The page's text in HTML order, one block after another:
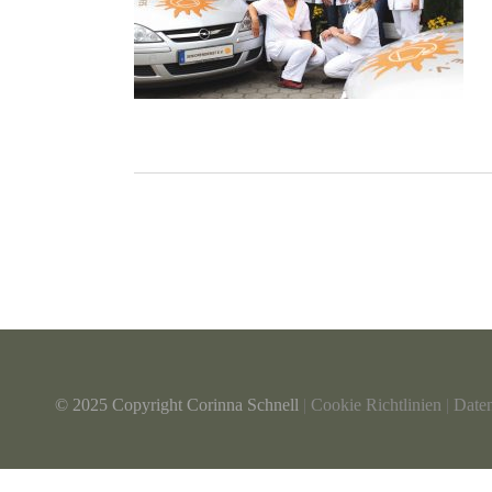
© 2025 Copyright Corinna Schnell | Cookie Richtlinien |